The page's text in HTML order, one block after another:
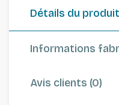
Détails du produit
Informations
Avis clients (0)